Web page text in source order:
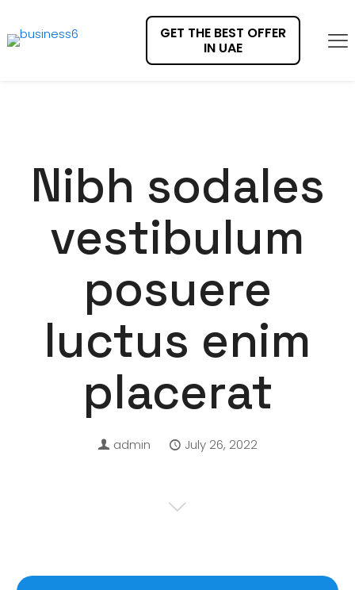
GET THE BEST OFFER
IN UAE
Nibh sodales
vestibulum
posuere
luctus enim
placerat
admin July 26, 2022